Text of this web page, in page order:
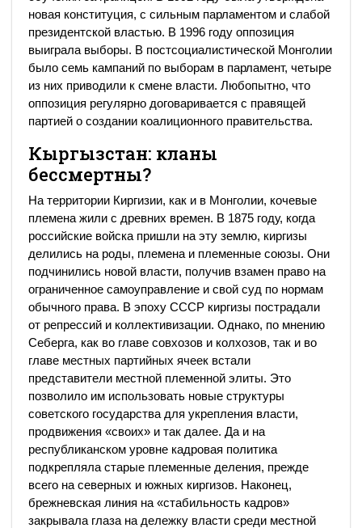
новая конституция, с сильным парламентом и слабой
президентской властью. В 1996 году оппозиция
выиграла выборы. В постсоциалистической Монголии
было семь кампаний по выборам в парламент, четыре
из них приводили к смене власти. Любопытно, что
оппозиция регулярно договаривается с правящей
партией о создании коалиционного правительства.
Кыргызстан: кланы
бессмертны?
На территории Киргизии, как и в Монголии, кочевые
племена жили с древних времен. В 1875 году, когда
российские войска пришли на эту землю, киргизы
делились на роды, племена и племенные союзы. Они
подчинились новой власти, получив взамен право на
ограниченное самоуправление и свой суд по нормам
обычного права. В эпоху СССР киргизы пострадали
от репрессий и коллективизации. Однако, по мнению
Себерга, как во главе совхозов и колхозов, так и во
главе местных партийных ячеек встали
представители местной племенной элиты. Это
позволило им использовать новые структуры
советского государства для укрепления власти,
продвижения «своих» и так далее. Да и на
республиканском уровне кадровая политика
подкрепляла старые племенные деления, прежде
всего на северных и южных киргизов. Наконец,
брежневская линия на «стабильность кадров»
закрывала глаза на дележку власти среди местной